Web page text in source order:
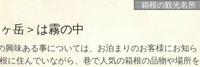
箱根の観光名所
岳＞は霧の中
興味ある事については、お泊まりのお客様にお知ら
に住んでいながら、巷で人気の箱根の品物や場所を